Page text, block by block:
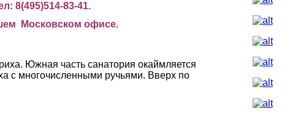
8(495)514-83-41.
Московском офисе.
Южная часть санатория окаймляется
с многочисленными ручьями. Вверх по